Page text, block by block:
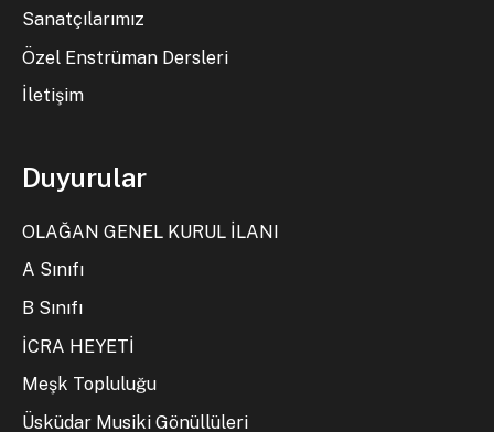
Sanatçılarımız
Özel Enstrüman Dersleri
İletişim
Duyurular
OLAĞAN GENEL KURUL İLANI
A Sınıfı
B Sınıfı
İCRA HEYETİ
Meşk Topluluğu
Üsküdar Musiki Gönüllüleri